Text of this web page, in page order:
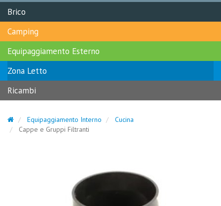
Brico
Camping
Equipaggiamento Esterno
Zona Letto
Ricambi
Equipaggiamento Interno
Cucina
Cappe e Gruppi Filtranti